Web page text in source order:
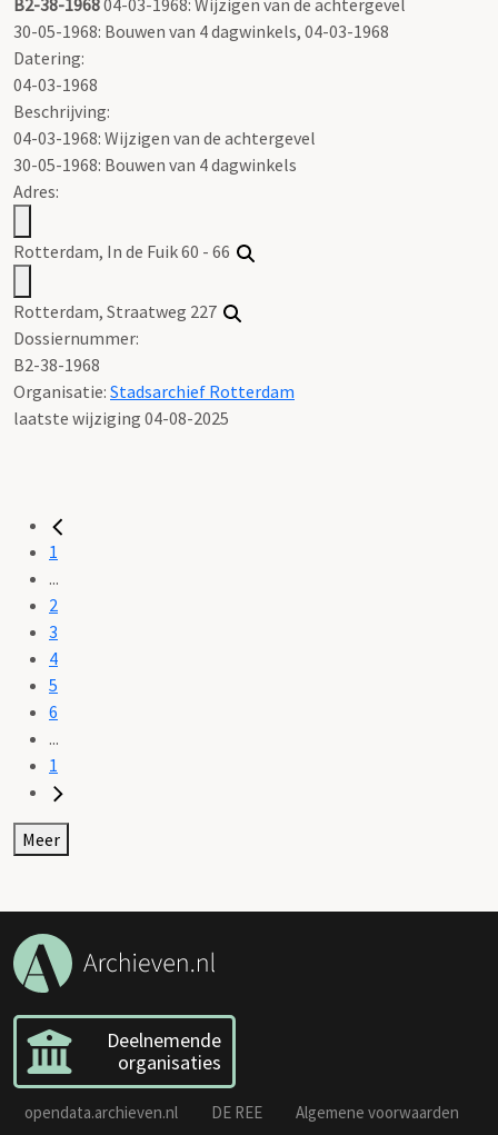
30-05-1968: Bouwen van 4 dagwinkels, 04-03-1968
Datering:
04-03-1968
Beschrijving:
04-03-1968: Wijzigen van de achtergevel
30-05-1968: Bouwen van 4 dagwinkels
Adres:
Rotterdam, In de Fuik 60 - 66
Rotterdam, Straatweg 227
Dossiernummer:
B2-38-1968
Organisatie: Stadsarchief Rotterdam
laatste wijziging 04-08-2025
1
...
2
3
4
5
6
...
1
Meer
Deelnemende
organisaties
opendata.archieven.nl DE REE
Algemene voorwaarden